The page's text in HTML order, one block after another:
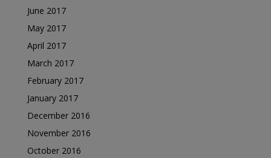
June 2017
May 2017
April 2017
March 2017
February 2017
January 2017
December 2016
November 2016
October 2016